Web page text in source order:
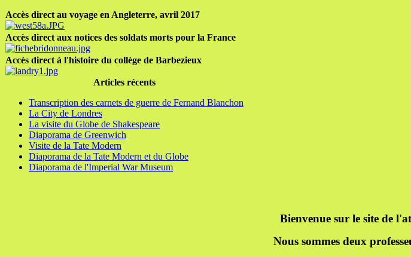
Accès direct au voyage en Angleterre, avril 2017
Accès direct aux notices des soldats morts pour la France
Accès direct à l'histoire du collège de Barbezieux
Articles récents
Transcription des carnets de guerre de Fernand Blanchon
La City de Londres
La visite du Globe de Shakespeare
Diaporama de Greenwich
Visite de la Tate Modern
Diaporama de la Tate Modern et du Globe
Diaporama de l'Imperial War Museum
Bienvenue sur le site de
Nous sommes deux